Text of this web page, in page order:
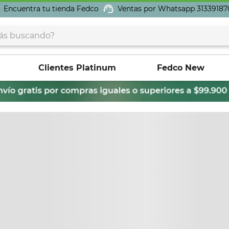
Encuentra tu tienda Fedco Ventas por Whatsapp
Clientes Platinum Fedco New